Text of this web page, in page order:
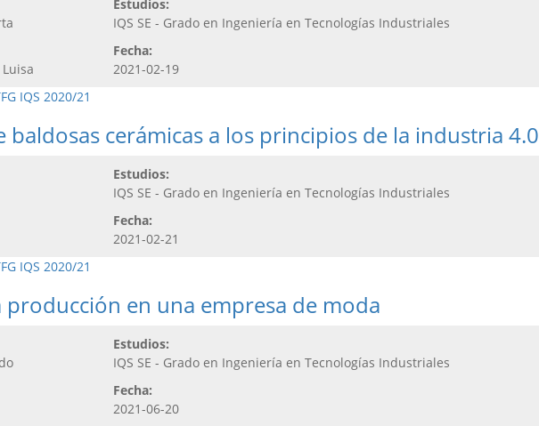
Estudios:
IQS SE - Grado en Ingeniería en Tecnologías Industriales
Fecha:
2021-02-19
IQS 2020/21
cerámicas a los principios de la industria 4.0
Estudios:
IQS SE - Grado en Ingeniería en Tecnologías Industriales
Fecha:
2021-02-21
IQS 2020/21
producción en una empresa de moda
Estudios:
IQS SE - Grado en Ingeniería en Tecnologías Industriales
Fecha:
2021-06-20